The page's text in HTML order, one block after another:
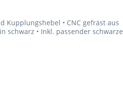
Kupplungshebel • CNC gefräst aus
schwarz • Inkl. passender schwarze